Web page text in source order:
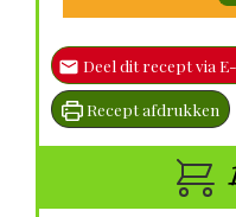
Deel dit recept via
Recept afdrukken